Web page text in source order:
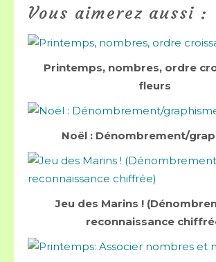
Vous aimerez aussi :
Printemps, nombres, ordre
fleurs
Noël : Dénombrement/
Jeu des Marins !
reconnaissance